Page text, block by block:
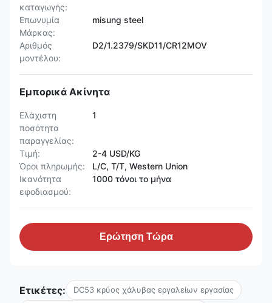
καταγωγής:
Επωνυμία
Μάρκας:
misung steel
Αριθμός
μοντέλου:
D2/1.2379/SKD11/CR12MOV
Εμπορικά Ακίνητα
Ελάχιστη
ποσότητα
παραγγελίας:
1
Τιμή:
2-4 USD/KG
Όροι πληρωμής:
L/C, T/T, Western Union
Ικανότητα
εφοδιασμού:
1000 τόνοι το μήνα
Ερώτηση Τώρα
Ετικέτες: DC53 κρύος χάλυβας εργαλείων εργασίας